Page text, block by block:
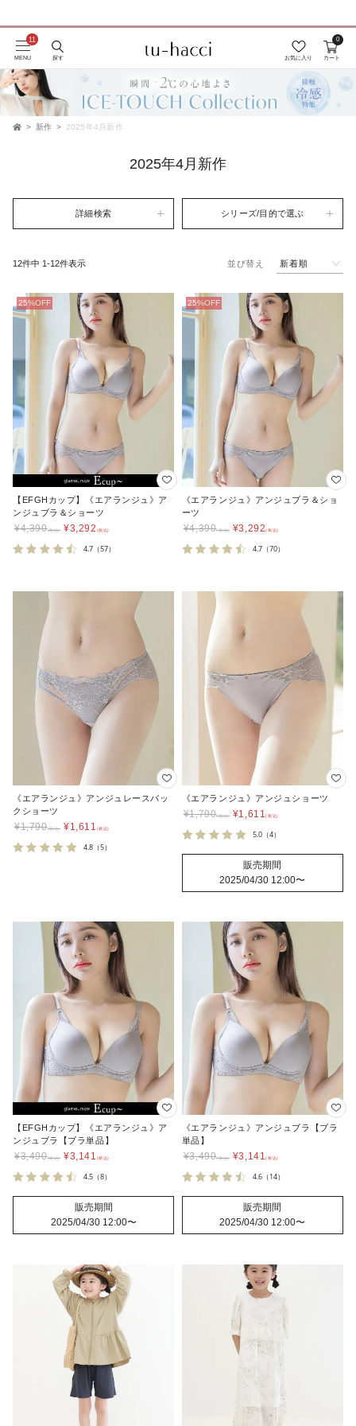
会員登録で今すぐ使えるポイントプレゼント！
MENU 探す お気に入り カート
0
新作 2025年4月新作
2025年4月新作
詳細検索 シリーズ/目的で選ぶ
並び替え 新着順
12件中 1-12件表示
【EFGHカップ】《エアランジュ》ア
ンジュブラ＆ショーツ
¥4,390 ¥3,292
4.7 （57）
《エアランジュ》アンジュブラ＆ショ
ーツ
¥4,390 ¥3,292
4.7（70）
《エアランジュ》アンジュレースバッ
クショーツ
¥1,790 ¥1,611
4.8 （5）
《エアランジュ》アンジュショーツ
¥1,790 ¥1,611
5.0（4）
販売期間
2025/04/30 12:00〜
【EFGHカップ】《エアランジュ》ア
ンジュブラ【ブラ単品】
¥3,490 ¥3,141
4.5 （8）
販売期間
2025/04/30 12:00〜
《エアランジュ》アンジュブラ【ブラ
単品】
¥3,490 ¥3,141
4.6（14）
販売期間
2025/04/30 12:00〜